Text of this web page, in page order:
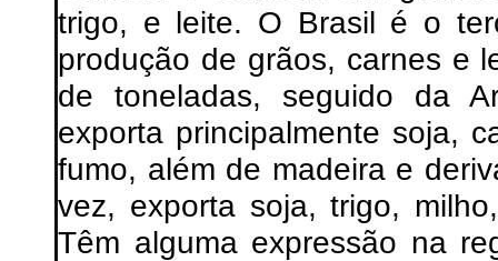
trigo, e leite. O Brasil é o
produção de grãos, carnes e
de toneladas, seguido da
exporta principalmente soja,
fumo, além de madeira e
vez, exporta soja, trigo,
Têm alguma expressão na